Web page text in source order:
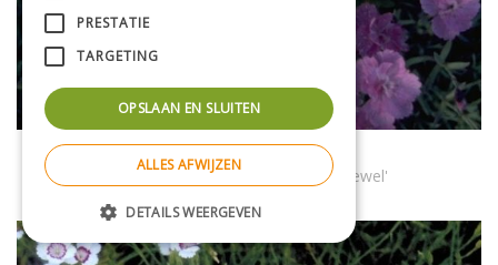
Rotsanjer
Dianthus gratianopolitanus 'Pink Jewel'
PRESTATIE
TARGETING
OPSLAAN EN SLUITEN
ALLES AFWIJZEN
DETAILS WEERGEVEN